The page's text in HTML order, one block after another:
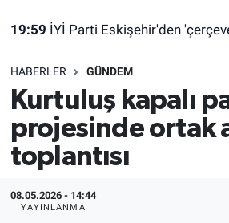
19:59 İYİ Parti Eskişehir'den
HABERLER GÜNDEM
Kurtuluş kapalı
projesinde ortak
toplantısı
08.05.2026 - 14:44
YAYINLANMA
Gündem
Türkiye
Dünya
Sağlık
Eskişehirspor Arşivi
Eskişehir Arşivi
Röportaj
Ekonomi
Süper Lig Puan Durumu ve
Tüm Manşetler
Son Dakika Haberleri
Haber Arşivi